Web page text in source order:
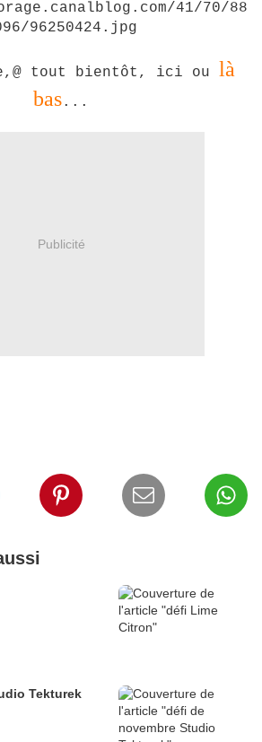
tout bientôt, ici ou là
bas...
Publicité
Tekturek